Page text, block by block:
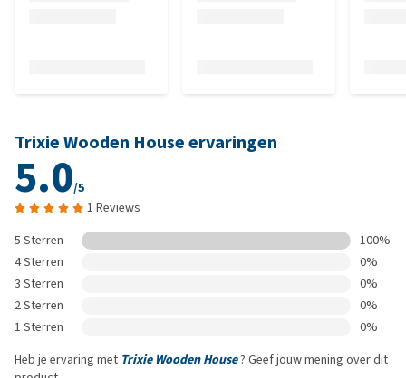
Trixie Wooden House ervaringen
5.0/5
1 Reviews
5 Sterren
100%
4 Sterren
0%
3 Sterren
0%
2 Sterren
0%
1 Sterren
0%
Heb je ervaring met Trixie Wooden House? Geef jouw mening over dit